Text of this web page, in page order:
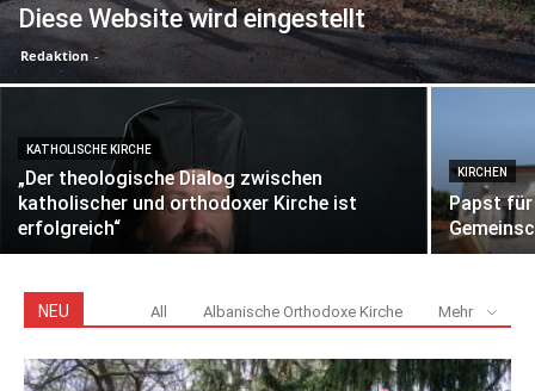
Diese Website wird eingestellt
Redaktion -
KATHOLISCHE KIRCHE
„Der theologische Dialog zwischen
katholischer und orthodoxer Kirche ist
erfolgreich“
KIRCHEN
Papst für
NEU All Albanische Orthodoxe Kirche Mehr